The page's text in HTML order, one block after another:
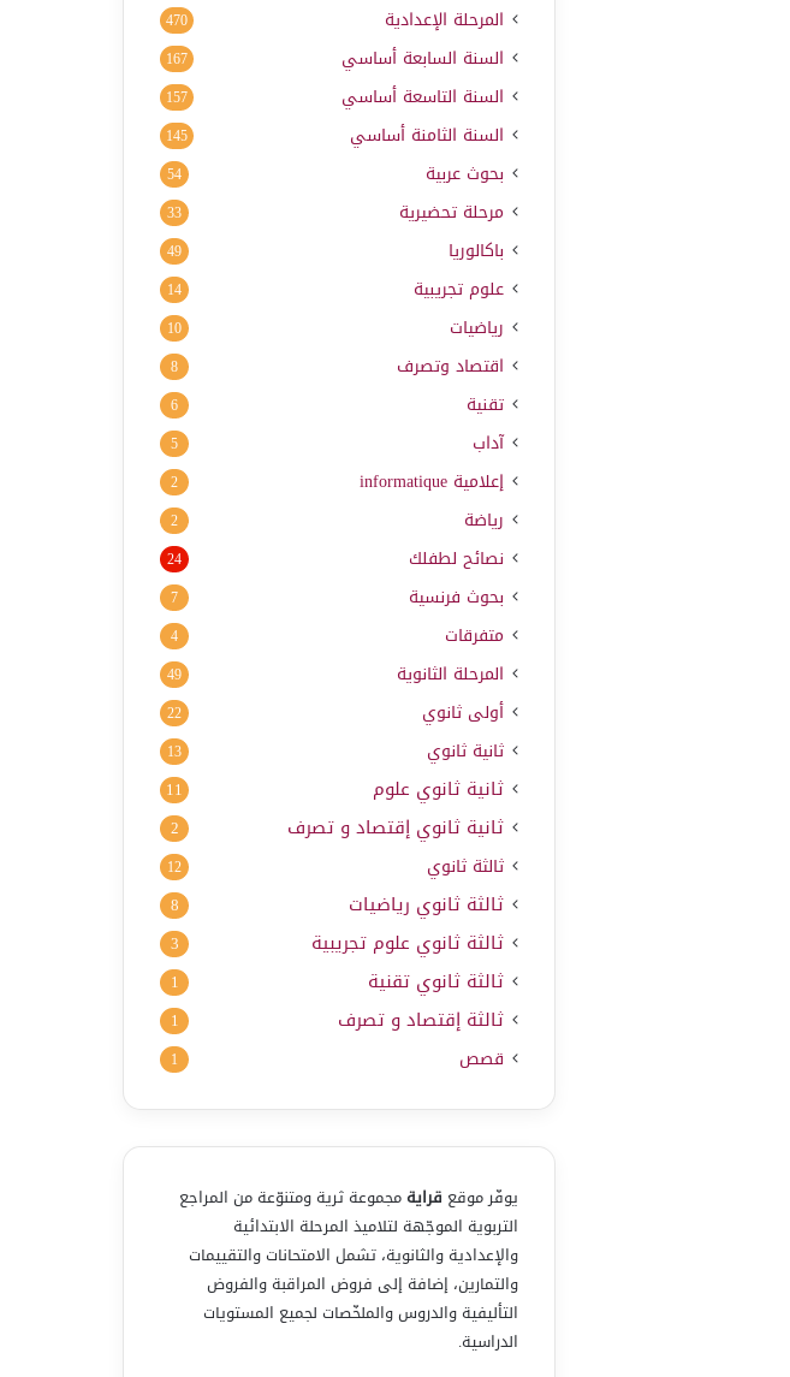
المرحلة الإعدادية 470
السنة السابعة أساسي 167
السنة التاسعة أساسي 157
السنة الثامنة أساسي 145
بحوث عربية 54
مرحلة تحضيرية 33
باكالوريا 49
علوم تجريبية 14
رياضيات 10
اقتصاد وتصرف 8
تقنية 6
آداب 5
إعلامية informatique
2
رياضة 2
نصائح لطفلك 24
بحوث فرنسية 7
متفرقات 4
المرحلة الثانوية 49
أولى ثانوي 22
ثانية ثانوي 13
ثانية ثانوي علوم 11
ثانية ثانوي إقتصاد و تصرف 2
ثالثة ثانوي 12
ثالثة ثانوي رياضيات 8
ثالثة ثانوي علوم تجريبية 3
ثالثة ثانوي تقنية 1
ثالثة إقتصاد و تصرف 1
قصص 1
يوفّر موقع قرايةمجموعة ثرية ومتنوّعة من المراجع
التربوية الموجّهة لتلاميذ المرحلة الابتدائية
والإعدادية والثانوية، تشمل الامتحانات والتقييمات
والتمارين، إضافة إلى فروض المراقبة والفروض
التأليفية والدروس والملخّصات لجميع المستويات
الدراسية.